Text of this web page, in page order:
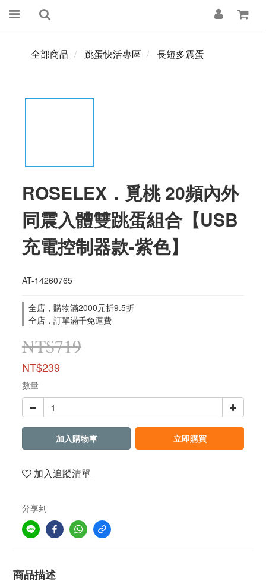
全部商品 跳蛋快活專區 長短多震蛋
ROSELEX．覓桃 20頻內外
同震入體雙跳蛋組合【USB
充電控制器款-紫色】
AT-14260765
全店，購物滿2000元折9.5折
全店，訂單滿千免運費
NT$719
NT$239
數量
加入購物車 立即購買
加入追蹤清單
分享到
商品描述